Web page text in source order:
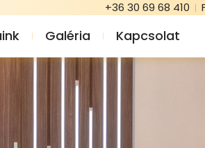
+36 30 69 68 410
Galéria Kapcsolat